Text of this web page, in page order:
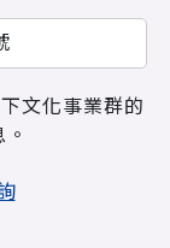
文化事業群的